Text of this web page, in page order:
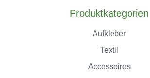
Produktkategorien
Aufkleber
Textil
Accessoires